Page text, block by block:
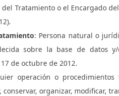
Tratamiento o el Encargado
: Persona natural o
sobre la base de datos
de octubre de 2012.
operación o
organizar, modificar,